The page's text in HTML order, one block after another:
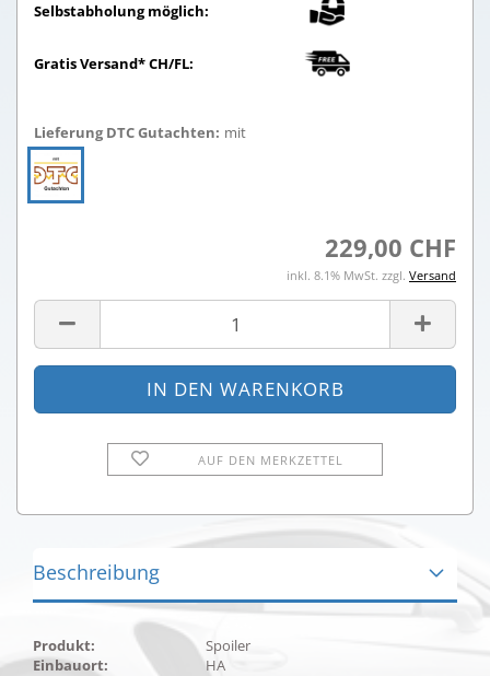
Selbstabholung möglich:
Gratis Versand* CH/FL:
Lieferung DTC Gutachten: mit
229,00 CHF
inkl. 8.1% MwSt. zzgl. Versand
AUF DEN MERKZETTEL
Beschreibung
Produkt:
Spoiler
Einbauort:
HA